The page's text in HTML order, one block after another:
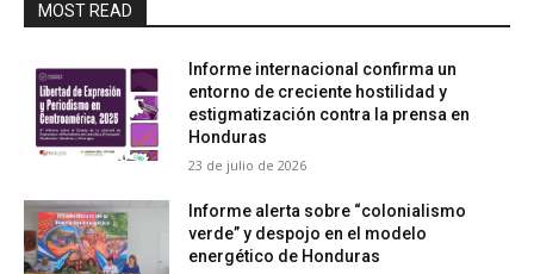
MOST READ
Informe internacional confirma un
entorno de creciente hostilidad y
estigmatización contra la prensa en
Honduras
23 de julio de 2026
Informe alerta sobre “colonialismo
verde” y despojo en el modelo
energético de Honduras